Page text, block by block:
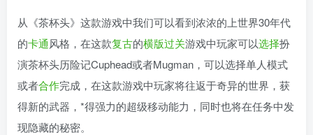
从《茶杯头》这款游戏中我们可以看到浓浓的上世界30年代
的卡通风格，在这款复古的横版过关游戏中玩家可以选择扮
演茶杯头历险记Cuphead或者Mugman，可以选择单人模式
或者合作完成，在这款游戏中玩家将往返于奇异的世界，获
得新的武器，*得强力的超级移动能力，同时也将在任务中发
现隐藏的秘密。